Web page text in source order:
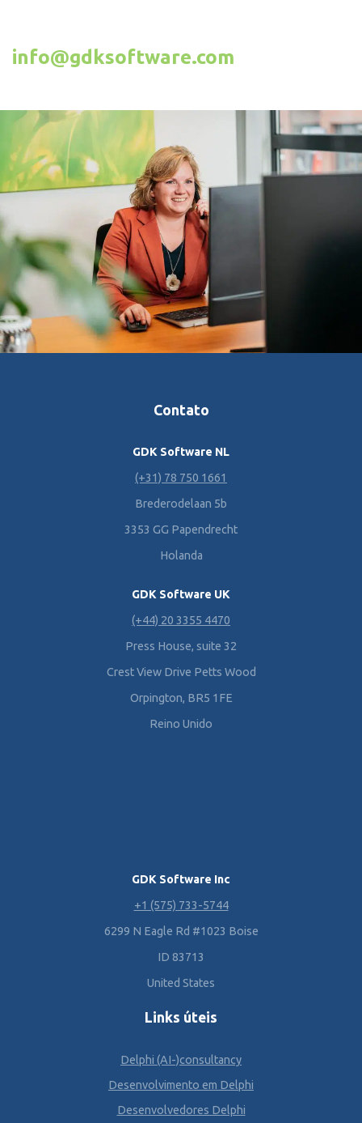
info@gdksoftware.com
Contato
GDK Software NL
(+31) 78 750 1661
Brederodelaan 5b
3353 GG Papendrecht
Holanda
GDK Software UK
(+44) 20 3355 4470
Press House, suite 32
Crest View Drive Petts Wood
Orpington, BR5 1FE
Reino Unido
GDK Software Inc
+1 (575) 733-5744
6299 N Eagle Rd #1023 Boise
ID 83713
United States
Links úteis
Delphi (AI-)consultancy
Desenvolvimento em Delphi
Desenvolvedores Delphi